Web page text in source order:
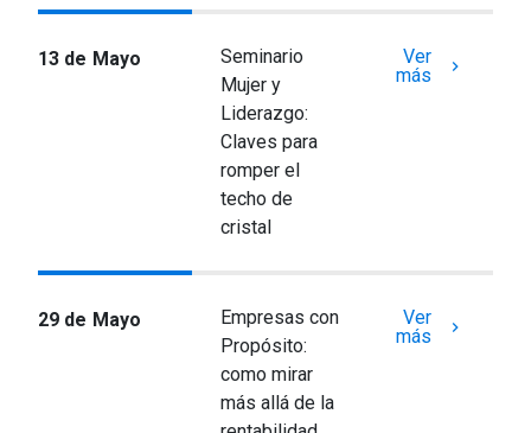
13 de Mayo
Seminario
Mujer y
Liderazgo:
Claves para
romper el
techo de
cristal
Ver
más
keyboard_arrow_right
29 de Mayo
Empresas con
Propósito:
como mirar
más allá de la
Ver
más
keyboard_arrow_right